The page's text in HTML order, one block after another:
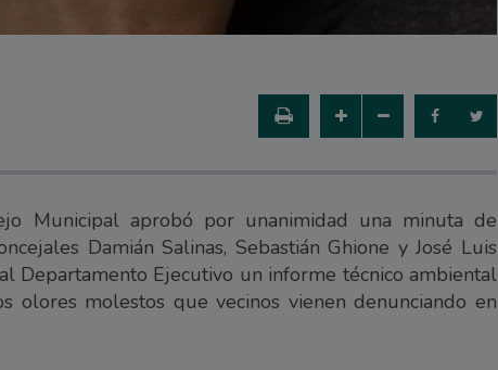
Municipal aprobó por unanimidad una minuta de
Damián Salinas, Sebastián Ghione y José Luis
Departamento Ejecutivo un informe técnico ambiental
molestos que vecinos vienen denunciando en